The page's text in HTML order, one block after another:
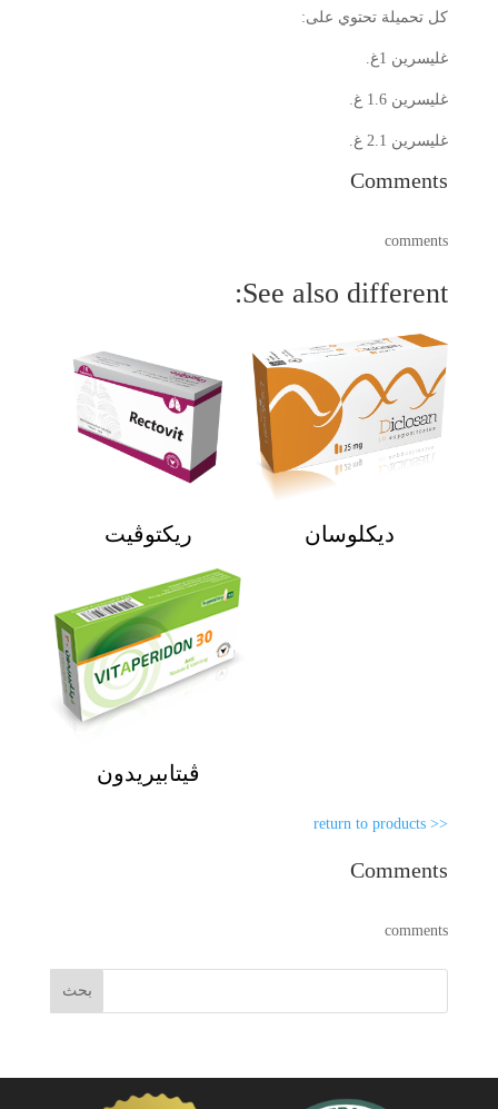
كل تحميلة تحتوي على:
غليسرين 1غ.
غليسرين 1.6 غ.
غليسرين 2.1 غ.
Comments
comments
See also different:
ريكتوڨيت ديكلوسان
ڨيتابيريدون
<< return to products
Comments
comments